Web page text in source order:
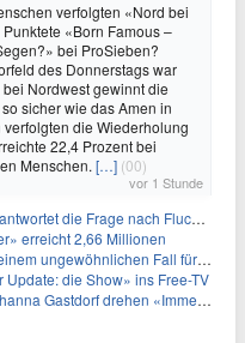
verfolgten «Nord bei
«Born Famous –
bei ProSieben?
des Donnerstags war
Nordwest gewinnt die
sicher wie das Amen in
die Wiederholung
22,4 Prozent bei
Menschen. […] (00)
vor 1 Stunde
die Frage nach Fluch oder Segen
erreicht 2,66 Millionen
Fall für Charlotte Lindholm
Update: die Show» ins Free-TV
Gastdorf drehen «Immer fehlt was»